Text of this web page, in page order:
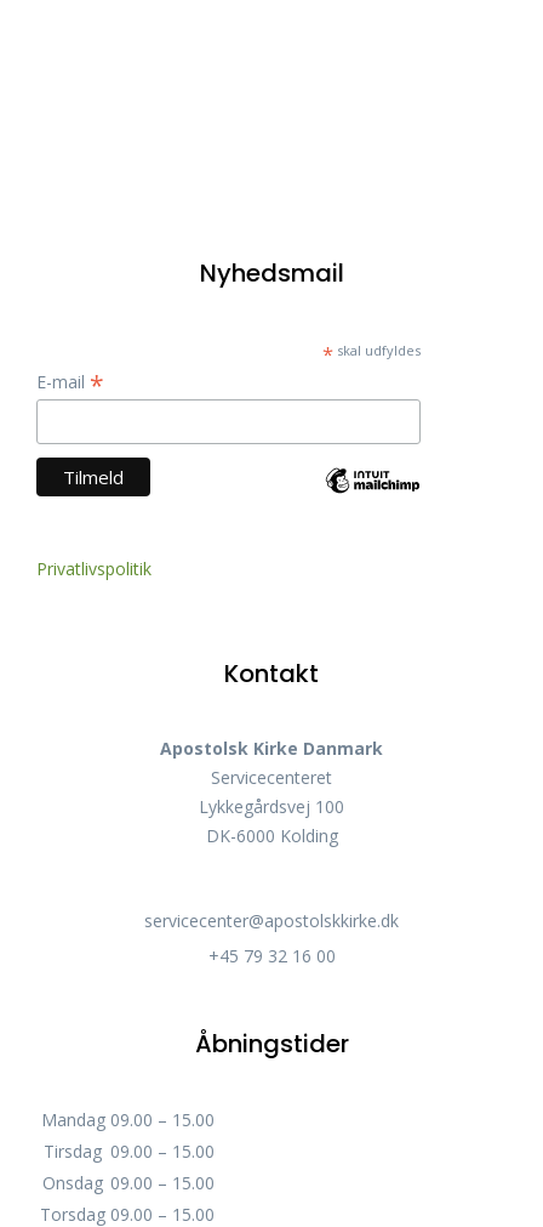
Nyhedsmail
*skal udfyldes
E-mail *
Privatlivspolitik
Kontakt
Apostolsk Kirke Danmark
Servicecenteret
Lykkegårdsvej 100
DK-6000 Kolding
servicecenter@apostolskkirke.dk
+45 79 32 16 00
Åbningstider
Mandag 09.00 – 15.00
Tirsdag 09.00 – 15.00
Onsdag 09.00 – 15.00
Torsdag 09.00 – 15.00